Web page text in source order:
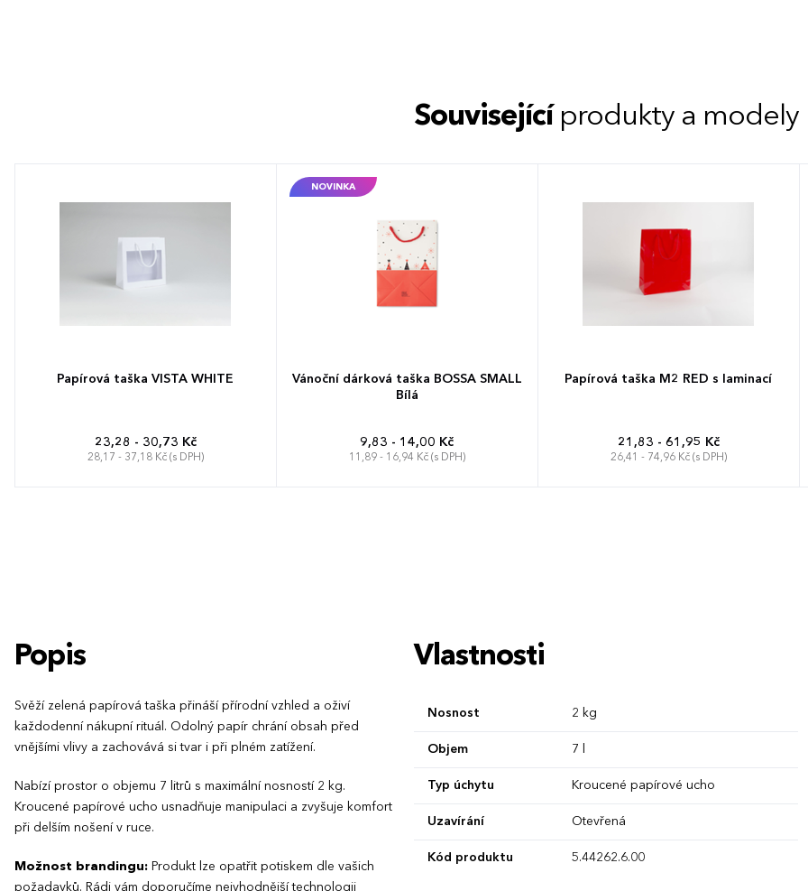
Související produkty a modely
Papírová taška VISTA WHITE
23,28 - 30,73 Kč
28,17 - 37,18 Kč (s DPH)
NOVINKA
Vánoční dárková taška BOSSA SMALL
Bílá
9,83 - 14,00 Kč
11,89 - 16,94 Kč (s DPH)
Papírová taška M2 RED s laminací
21,83 - 61,95 Kč
26,41 - 74,96 Kč (s DPH)
Popis
Svěží zelená papírová taška přináší přírodní vzhled a oživí
každodenní nákupní rituál. Odolný papír chrání obsah před
vnějšími vlivy a zachovává si tvar i při plném zatížení.
Nabízí prostor o objemu 7 litrů s maximální nosností 2 kg.
Kroucené papírové ucho usnadňuje manipulaci a zvyšuje komfort
při delším nošení v ruce.
Možnost brandingu: Produkt lze opatřit potiskem dle vašich
požadavků. Rádi vám doporučíme nejvhodnější technologii
Vlastnosti
Nosnost 2 kg
Objem 7 l
Typ úchytu Kroucené papírové ucho
Uzavírání Otevřená
Kód produktu 5.44262.6.00